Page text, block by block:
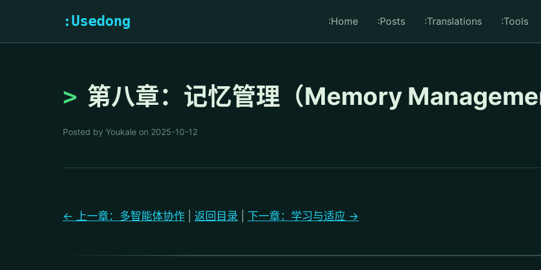
:Usedong :Home :Posts :Translations :Tools
第八章：记忆管理（Memory
Posted by Youkale on 2025-10-12
← 上一章：多智能体协作 返回目录 下一章：学习与适应 →